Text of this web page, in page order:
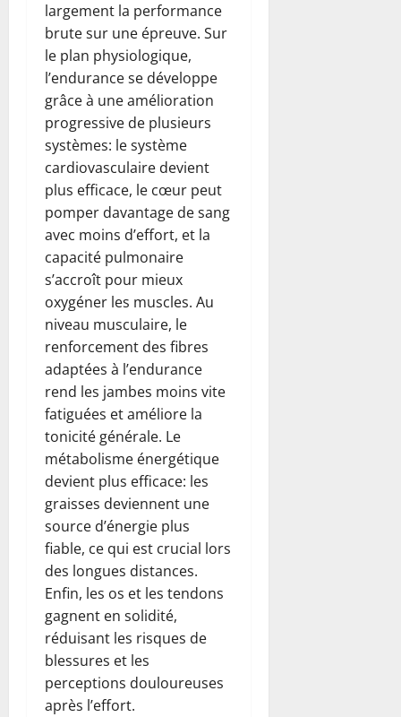
largement la performance
brute sur une épreuve. Sur
le plan physiologique,
l’endurance se développe
grâce à une amélioration
progressive de plusieurs
systèmes: le système
cardiovasculaire devient
plus efficace, le cœur peut
pomper davantage de sang
avec moins d’effort, et la
capacité pulmonaire
s’accroît pour mieux
oxygéner les muscles. Au
niveau musculaire, le
renforcement des fibres
adaptées à l’endurance
rend les jambes moins vite
fatiguées et améliore la
tonicité générale. Le
métabolisme énergétique
devient plus efficace: les
graisses deviennent une
source d’énergie plus
fiable, ce qui est crucial lors
des longues distances.
Enfin, les os et les tendons
gagnent en solidité,
réduisant les risques de
blessures et les
perceptions douloureuses
après l’effort.